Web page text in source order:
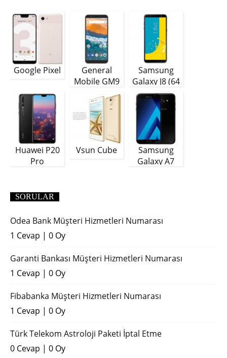
Google Pixel
General
Mobile GM9
Samsung
Galaxy J8 (64
GB)
Huawei P20
Pro
Vsun Cube
Samsung
Galaxy A7
SORULAR
Odea Bank Müşteri Hizmetleri Numarası
1 Cevap | 0 Oy
Garanti Bankası Müşteri Hizmetleri Numarası
1 Cevap | 0 Oy
Fibabanka Müşteri Hizmetleri Numarası
1 Cevap | 0 Oy
Türk Telekom Astroloji Paketi İptal Etme
0 Cevap | 0 Oy